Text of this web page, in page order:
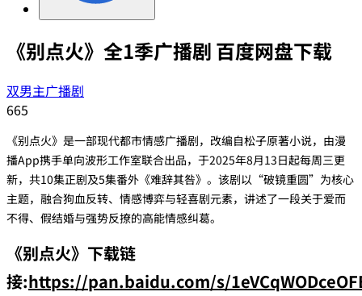
《别点火》全1季广播剧 百度网盘下载
双男主广播剧
665
《别点火》是一部现代都市情感广播剧，改编自松子原著小说，由漫
播App携手单向波形工作室联合出品，于2025年8月13日起每周三更
新，共10集正剧及5集番外《难辞其咎》。该剧以“破镜重圆”为核心
主题，融合狗血反转、情感博弈与轻喜剧元素，讲述了一段关于爱而
不得、假结婚与强势反撩的高能情感纠葛。
《别点火》下载链
接:https://pan.baidu.com/s/